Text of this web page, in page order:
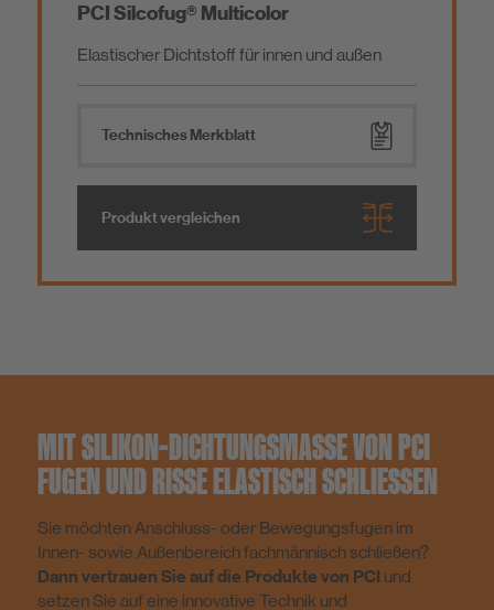
PCI Silcofug® Multicolor
Elastischer Dichtstoff für innen und außen
Technisches Merkblatt
Produkt vergleichen
MIT SILIKON-DICHTUNGSMASSE VON PCI
FUGEN UND RISSE ELASTISCH SCHLIESSEN
Sie möchten Anschluss- oder Bewegungsfugen im
Innen- sowie Außenbereich fachmännisch schließen?
Dann vertrauen Sie auf die Produkte von PCI und
setzen Sie auf eine innovative Technik und